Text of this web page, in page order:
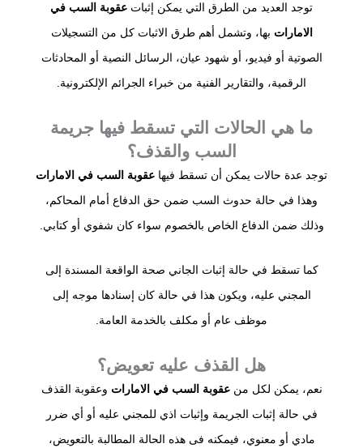
توجد العديد من الطرق التي يمكن إثبات عقوبة السب في
الامارات بها، وتشمل أهم طرق الاثبات كل من التسجيلات
الصوتية أو فيديو، أو شهود عيان، الرسائل النصية أو المحادثات
الرقمية، والتقارير الفنية من خبراء الجرائم الإلكترونية.
ما هي الحالات التي تسقط فيها جريمة
السب والقذف؟
توجد عدة حالات يمكن أن تسقط فيها عقوبة السب في الامارات
وهذا في حالة حدوث السب ضمن حق الدفاع أمام المحاكم،
وذلك ضمن الدفاع الخاص بالخصوم سواء كان شفوي أو كتابي.
كما تسقط في حالة إثبات الجاني صحة الواقعة المسندة إلى
المجني عليه، ويكون هذا في حالة كان إسنادها موجه إلى
موظف عام أو مكلف بالخدمة العامة.
هل القذف عليه تعويض؟
نعم، يمكن لكل منعقوبة السب في الامارات وعقوبة القذف
في حالة إثبات الجريمة وإثبات اذي للمجني عليه أو أي ضرر
مادي أو معنوي، فيمكنه فى هذه الحالة المطالبة بالتعويض،